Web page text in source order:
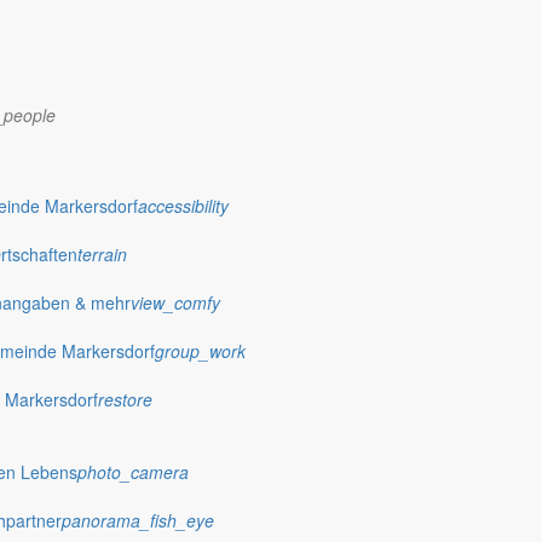
Markersdorfaccessibility
terrain
& mehrview_comfy
Markersdorfgroup_work
restore
Lebensphoto_camera
panorama_fish_eye